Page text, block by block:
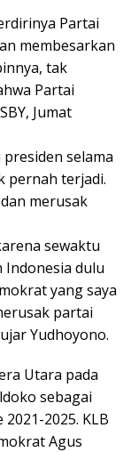
Partai
membesarkan
tak
Partai
Jumat
selama
pernah terjadi.
merusak
sewaktu
Indonesia dulu
yang saya
partai
Yudhoyono.
Utara pada
sebagai
2025. KLB
Agus